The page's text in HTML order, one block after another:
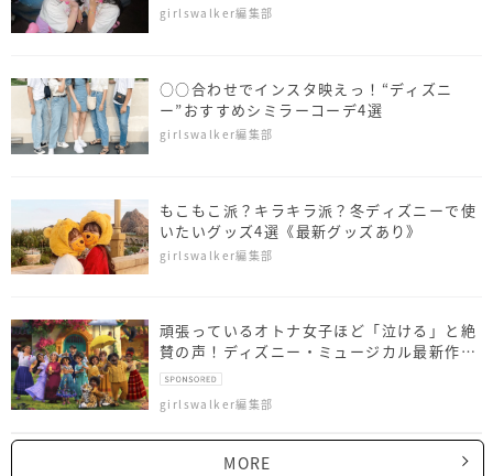
girlswalker編集部
○○合わせでインスタ映えっ！“ディズニ
ー”おすすめシミラーコーデ4選
girlswalker編集部
もこもこ派？キラキラ派？冬ディズニーで使
いたいグッズ4選《最新グッズあり》
girlswalker編集部
頑張っているオトナ女子ほど「泣ける」と絶
賛の声！ディズニー・ミュージカル最新作
『ミラベルと魔法だらけの家』最速レビュー
girlswalker編集部
MORE